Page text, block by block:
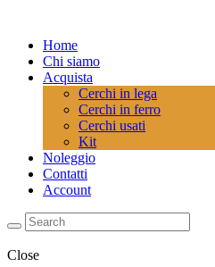
Home
Chi siamo
Acquista
Cerchi in lega
Cerchi in ferro
Cerchi usati
Kit
Noleggio
Contatti
Account
Close